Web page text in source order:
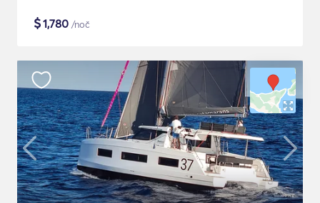
$1,780 /noč